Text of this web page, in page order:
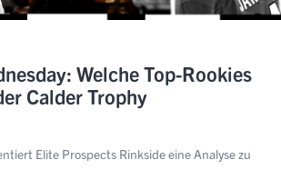
Welche Top-Rookies
Calder Trophy
Elite Prospects Rinkside eine Analyse zu